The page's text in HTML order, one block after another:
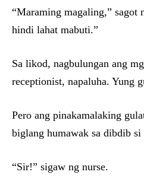
“Maraming magaling,” sagot
hindi lahat mabuti.”
Sa likod, nagbulungan ang
receptionist, napaluha. Yung
Pero ang pinakamalaking
biglang humawak sa dibdib
“Sir!” sigaw ng nurse.